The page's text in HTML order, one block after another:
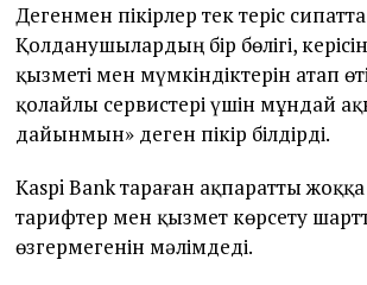
Дегенмен пікірлер тек теріс
Қолданушылардың бір бөлігі,
қызметі мен мүмкіндіктерін атап
қолайлы сервистері үшін мұндай
дайынмын» деген пікір білдірді.
Kaspi Bank тараған ақпаратты
тарифтер мен қызмет көрсету
өзгермегенін мәлімдеді.